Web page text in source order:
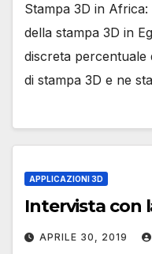
Stampa 3D in
della stampa 3D in
discreta percentuale
di stampa 3D e ne
APPLICAZIONI 3D
Intervista con
APRILE 30, 2019